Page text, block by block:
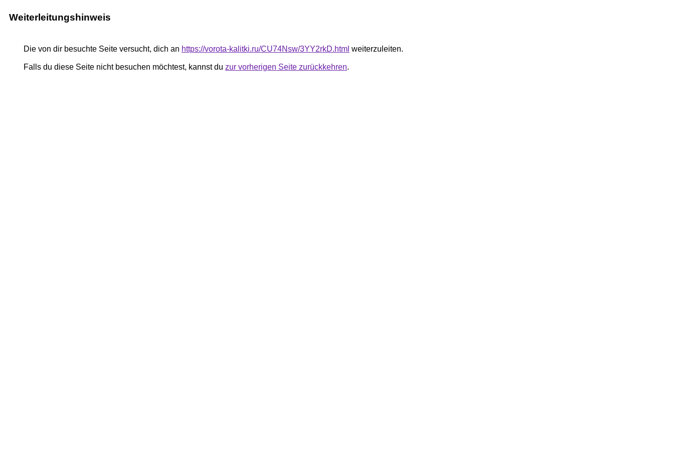
Weiterleitungshinweis
Die von dir besuchte Seite versucht, dich an https://vorota-kalitki.ru/CU74Nsw/3YY2rkD.html weiterzuleiten.
Falls du diese Seite nicht besuchen möchtest, kannst du zur vorherigen Seite zurückkehren.